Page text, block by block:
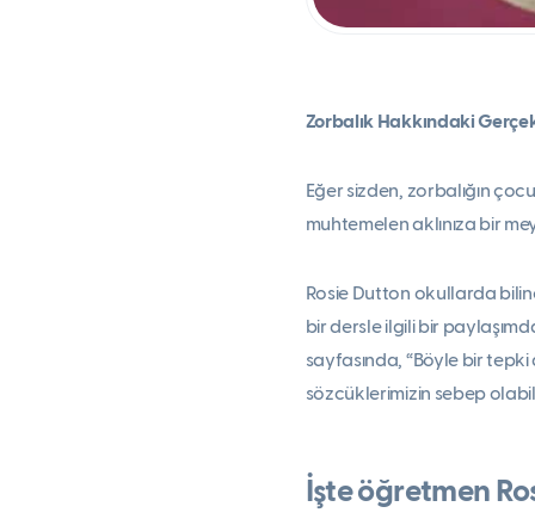
Zorbalık Hakkındaki
Eğer sizden, zorbalığın
muhtemelen aklınıza bir
Rosie Dutton okullarda
bir dersle ilgili bir
sayfasında, “Böyle bir
sözcüklerimizin sebep
İşte öğretmen